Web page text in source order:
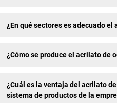
¿En qué sectores es adecuado el
¿Cómo se produce el acrilato de
¿Cuál es la ventaja del acrilato
sistema de productos de la